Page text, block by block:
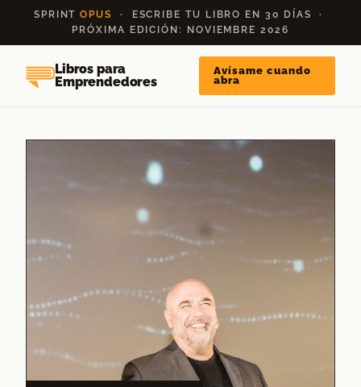
Saltar
contenido
SPRINTOPUS
· ESCRIBE TU LIBRO EN 30 DÍAS ·
PRÓXIMA EDICIÓN: NOVIEMBRE 2026
Libros para
Emprendedores
Avísame cuando
abra